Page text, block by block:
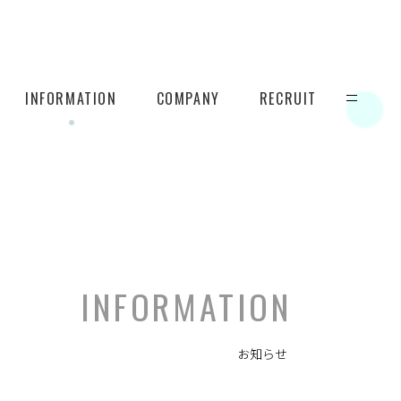
INFORMATION COMPANY RECRUIT
INFORMATION
お知らせ